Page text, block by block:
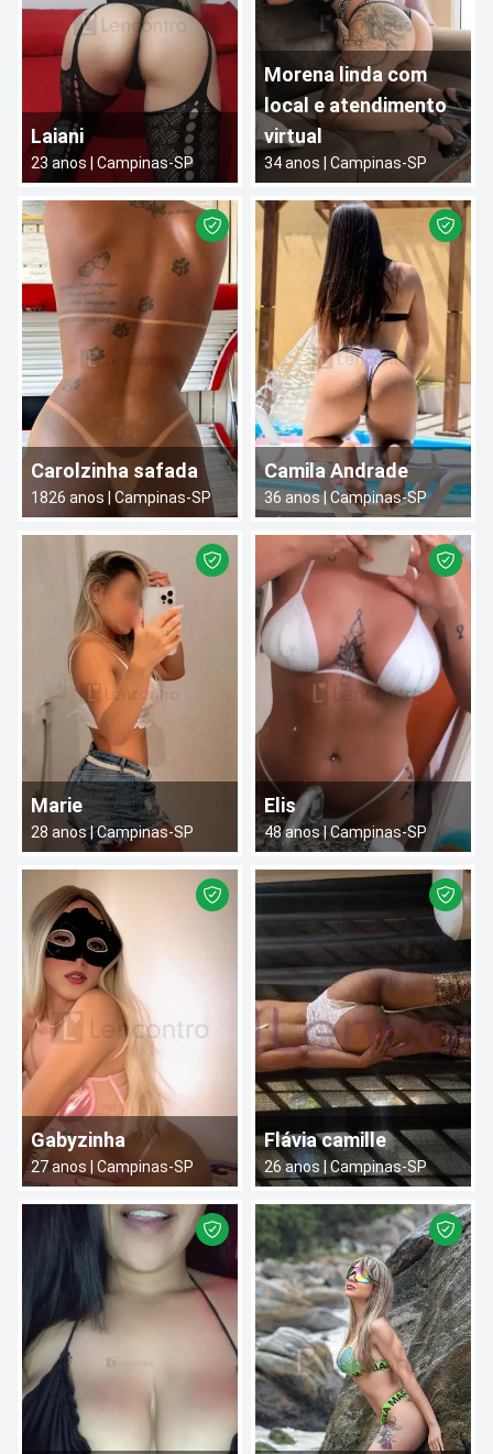
Laiani
23 anos | Campinas-SP
Morena linda com
local e atendimento
virtual
34anos | Campinas-SP
Carolzinha safada
1826 anos | Campinas-SP
Camila Andrade
36 anos |Campinas-SP
Marie
28 anos |Campinas-SP
Elis
48anos |Campinas-SP
Gabyzinha
27anos | Campinas-SP
Flávia camille
26anos | Campinas-SP